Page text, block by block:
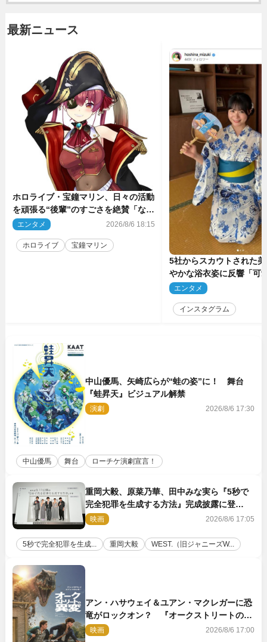
最新ニュース
ホロライブ・宝鐘マリン、日々の活動
を頑張る“後輩”のすごさを絶賛「なろ
う系主人公まである」
エンタメ 2026/8/6 18:15
ホロライブ 宝鐘マリン
5社からスカウトされた
やかな浴衣姿に反響「可
ぅ」
エンタメ
インスタグラム
中山優馬、矢崎広らが“蛙の姿”に！ 舞台
『蛙昇天』ビジュアル解禁
演劇 2026/8/6 17:30
中山優馬 舞台 ローチケ演劇宣言！
重岡大毅、原菜乃華、田中みな実ら『5秒で
完全犯罪を生成する方法』完成披露に登
壇！ それぞれのAI活用術も発表
映画 2026/8/6 17:05
5秒で完全犯罪を生成... 重岡大毅 WEST.（旧ジャニーズW...
アン・ハサウェイ＆ユアン・マクレガーに恐
竜がロックオン？ 『オークストリートの異
変』新ビジュアル＆本編映像初解禁
映画 2026/8/6 17:00